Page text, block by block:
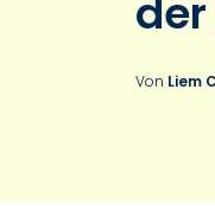
Von Liem